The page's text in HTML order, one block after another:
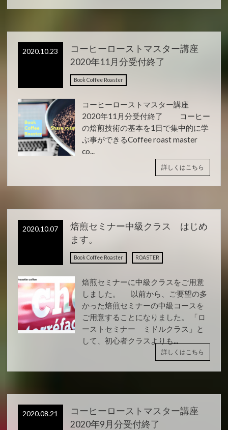
2020.10.23
コーヒーローストマスター講座
2020年11月分受付終了
Book Coffee Roaster
コーヒーローストマスター講座
2020年11月分受付終了 コーヒー
の焙煎技術の基本を1日で集中的に学
ぶ事ができるCoffee roast master
co...
詳しくはこちら
2020.10.07
焙煎セミナー中級クラス はじめ
ます。
Book Coffee Roaster ROASTER
焙煎セミナーに中級クラスをご用意
しました。 以前から、ご要望の多
かった焙煎セミナーの中級コースを
ご用意することになりました。 「ロ
ーストセミナー ミドルクラス」と
して、初心者クラスよりも...
詳しくはこちら
2020.08.21
コーヒーローストマスター講座
2020年9月分受付終了